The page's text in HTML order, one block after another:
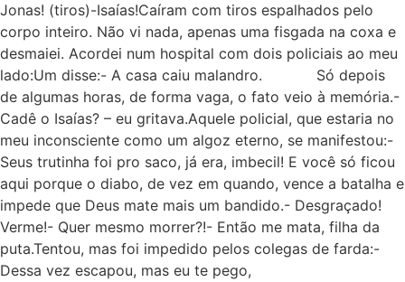
Jonas! (tiros)-Isaías!Caíram com tiros espalhados pelo
corpo inteiro. Não vi nada, apenas uma fisgada na coxa e
desmaiei. Acordei num hospital com dois policiais ao meu
lado:Um disse:- A casa caiu malandro. Só depois
de algumas horas, de forma vaga, o fato veio à memória.-
Cadê o Isaías? – eu gritava.Aquele policial, que estaria no
meu inconsciente como um algoz eterno, se manifestou:-
Seus trutinha foi pro saco, já era, imbecil! E você só ficou
aqui porque o diabo, de vez em quando, vence a batalha e
impede que Deus mate mais um bandido.- Desgraçado!
Verme!- Quer mesmo morrer?!- Então me mata, filha da
puta.Tentou, mas foi impedido pelos colegas de farda:-
Dessa vez escapou, mas eu te pego,